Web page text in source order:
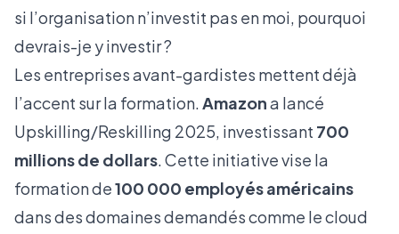
si l’organisation n’investit pas en moi, pourquoi
devrais-je y investir ?
Les entreprises avant-gardistes mettent déjà
l’accent sur la formation.Amazona lancé
Upskilling/Reskilling 2025, investissant 700
millions de dollars. Cette initiative vise la
formation de100 000 employés américains
dans des domaines demandés comme lecloud